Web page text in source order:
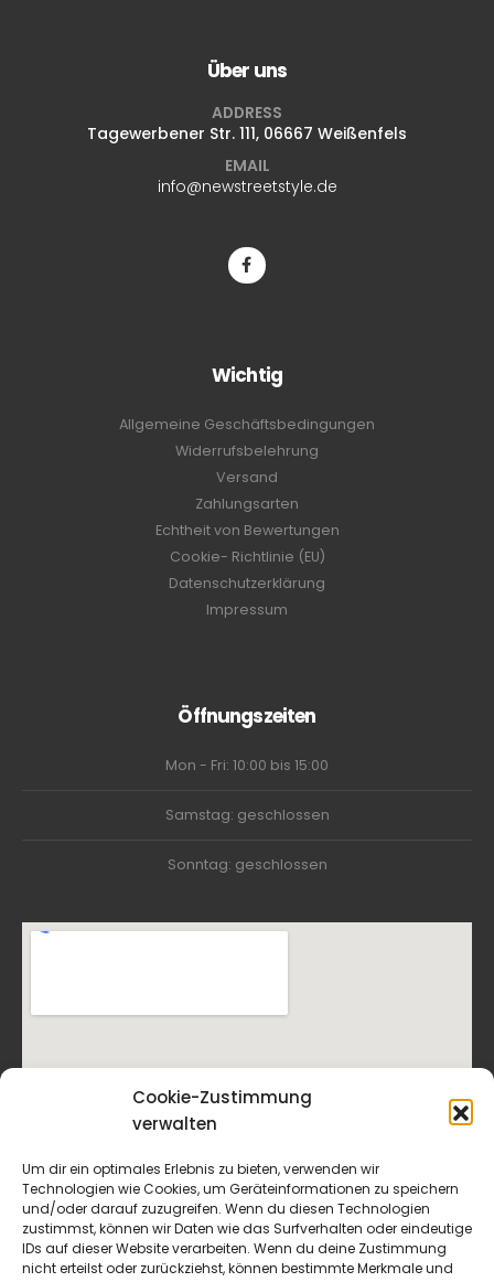
Cookie-Zustimmung
verwalten
Um dir ein optimales Erlebnis zu bieten, verwenden wir
Technologien wie Cookies, um Geräteinformationen zu speichern
und/oder darauf zuzugreifen. Wenn du diesen Technologien
zustimmst, können wir Daten wie das Surfverhalten oder eindeutige
IDs auf dieser Website verarbeiten. Wenn du deine Zustimmung
nicht erteilst oder zurückziehst, können bestimmte Merkmale und
Über uns
ADDRESS
Tagewerbener Str. 111, 06667 Weißenfels
EMAIL
info@newstreetstyle.de
Wichtig
Allgemeine Geschäftsbedingungen
Widerrufsbelehrung
Versand
Zahlungsarten
Echtheit von Bewertungen
Cookie- Richtlinie (EU)
Datenschutzerklärung
Impressum
Öffnungszeiten
Mon - Fri: 10:00 bis 15:00
Samstag: geschlossen
Sonntag: geschlossen